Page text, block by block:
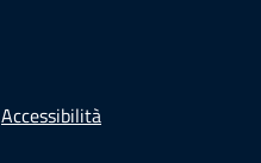
Accessibilità